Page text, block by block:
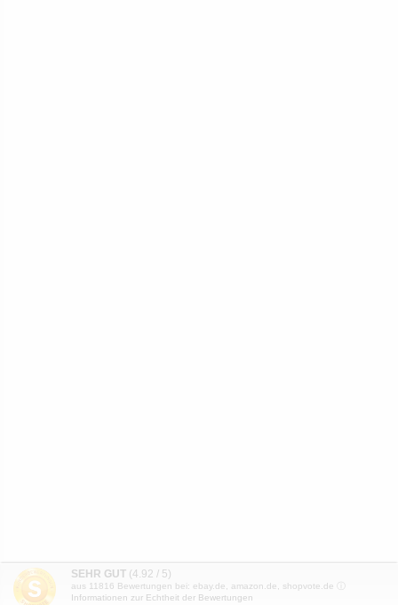
SEHR GUT (4.92 / 5)
aus 11816 Bewertungen bei: ebay.de, amazon.de, shopvote.de ⓘ
Informationen zur Echtheit der Bewertungen